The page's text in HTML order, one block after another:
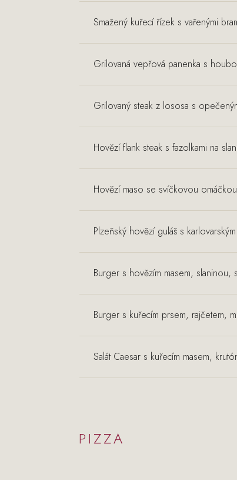
Smažený kuřecí řízek s vařenými
Grilovaná vepřová panenka s
Grilovaný steak z lososa s
Hovězí flank steak s fazolkami na
Hovězí maso se svíčkovou
Plzeňský hovězí guláš s
Burger s hovězím masem,
Burger s kuřecím prsem, rajčetem,
Salát Caesar s kuřecím masem,
PIZZA